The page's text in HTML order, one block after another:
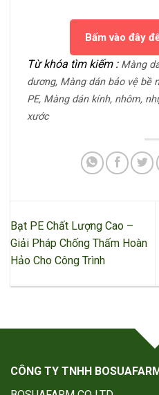
Bấm vào đây
Từ khóa tìm kiếm : Màng
dương, Màng dán bảo vệ bề
PE, Màng dán kính, nhôm,
xước
Bạt PE Chất Lượng Cao –
Giải Pháp Chống Thấm Hoàn
Hảo Cho Công Trình
CÔNG TY TNHH